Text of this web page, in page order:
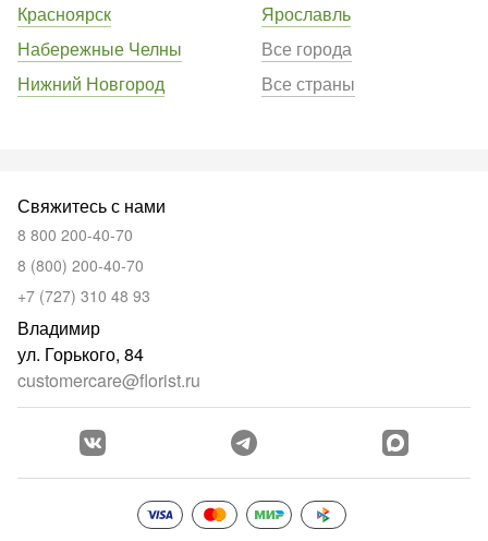
Красноярск
Набережные Челны
Нижний Новгород
Ярославль
Все города
Все страны
Свяжитесь с нами
8 800 200-40-70
8 (800) 200-40-70
+7 (727) 310 48 93
Владимир
ул. Горького, 84
customercare@florist.ru